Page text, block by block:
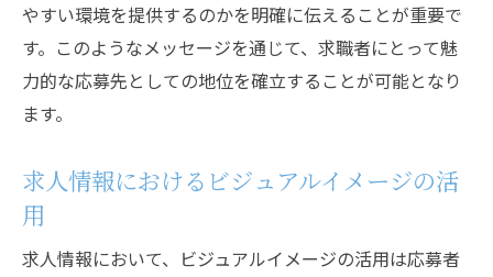
やすい環境を提供するのかを明確に伝えることが重要で
す。このようなメッセージを通じて、求職者にとって魅
力的な応募先としての地位を確立することが可能となり
ます。
求人情報におけるビジュアルイメージの活
用
求人情報において、ビジュアルイメージの活用は応募者